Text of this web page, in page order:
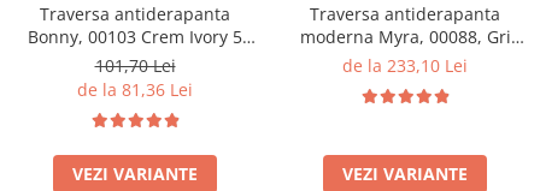
Traversa antiderapanta
Bonny, 00103 Crem Ivory 5
mm
101,70 Lei
de la 81,36 Lei
VEZI VARIANTE
Traversa antiderapanta
moderna Myra, 00088, Gri
Deschis Bej, 120 x 400 cm,
de la 233,10 Lei
VEZI VARIANTE